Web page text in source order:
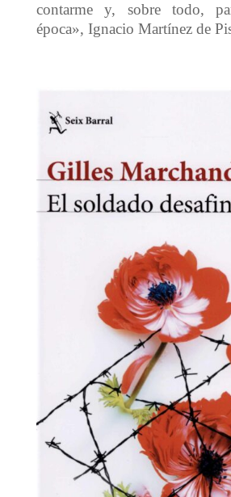
contarme y, sobre todo,
época», Ignacio Martínez de